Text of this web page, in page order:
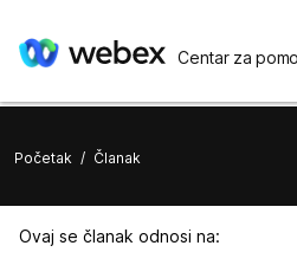
Centar za
Početak / Članak
Ovaj se članak odnosi na: